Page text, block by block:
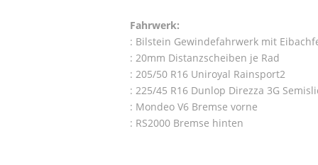
Fahrwerk:
: Bilstein Gewindefahrwerk mit
: 20mm Distanzscheiben je Rad
: 205/50 R16 Uniroyal Rainsport2
: 225/45 R16 Dunlop Direzza 3G
: Mondeo V6 Bremse vorne
: RS2000 Bremse hinten